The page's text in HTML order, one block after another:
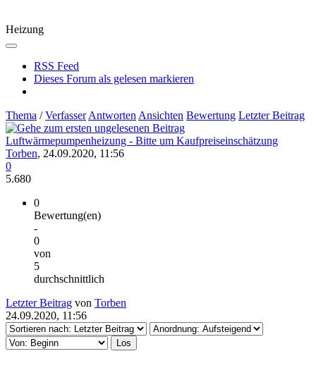
Heizung
RSS Feed
Dieses Forum als gelesen markieren
Thema /Verfasser Antworten Ansichten Bewertung Letzter Beitrag
Luftwärmepumpenheizung - Bitte um Kaufpreiseinschätzung
Torben, 24.09.2020, 11:56
0
5.680
0
Bewertung(en)
-
0
von
5
durchschnittlich
Letzter Beitrag von Torben
24.09.2020, 11:56